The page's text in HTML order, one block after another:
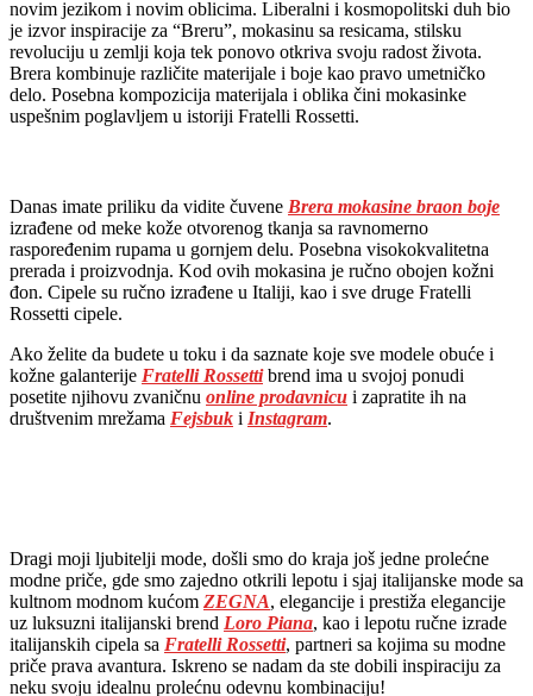
novim jezikom i novim oblicima. Liberalni i kosmopolitski duh bio
je izvor inspiracije za “Breru”, mokasinu sa resicama, stilsku
revoluciju u zemlji koja tek ponovo otkriva svoju radost života.
Brera kombinuje različite materijale i boje kao pravo umetničko
delo. Posebna kompozicija materijala i oblika čini mokasinke
uspešnim poglavljem u istoriji Fratelli Rossetti.
Danas imate priliku da vidite čuvene Brera mokasine braon boje
izrađene od meke kože otvorenog tkanja sa ravnomerno
raspoređenim rupama u gornjem delu. Posebna visokokvalitetna
prerada i proizvodnja. Kod ovih mokasina je ručno obojen kožni
đon. Cipele su ručno izrađene u Italiji, kao i sve druge Fratelli
Rossetti cipele.
Ako želite da budete u toku i da saznate koje sve modele obuće i
kožne galanterije Fratelli Rossettibrend ima u svojoj ponudi
posetite njihovu zvaničnu online prodavnicu i zapratite ih na
društvenim mrežama Fejsbuk i Instagram.
Dragi moji ljubitelji mode, došli smo do kraja još jedne prolećne
modne priče, gde smo zajedno otkrili lepotu i sjaj italijanske mode sa
kultnom modnom kućom ZEGNA, elegancije i prestiža elegancije
uz luksuzni italijanski brend Loro Piana, kao i lepotu ručne izrade
italijanskih cipela sa Fratelli Rossetti, partneri sa kojima su modne
priče prava avantura. Iskreno se nadam da ste dobili inspiraciju za
neku svoju idealnu prolećnu odevnu kombinaciju!